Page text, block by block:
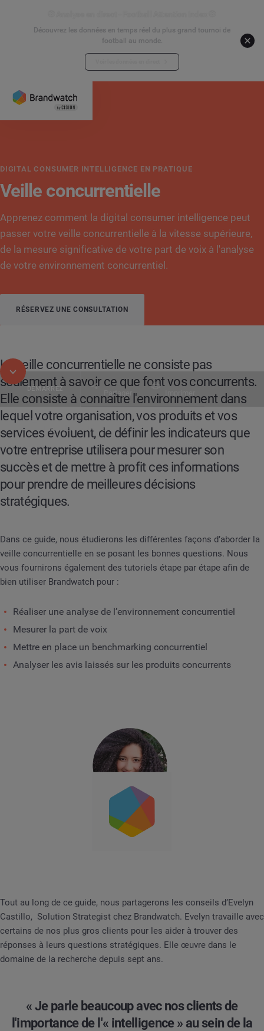
Découvrez les données en temps réel du plus grand tournoi de
football au monde.
DIGITAL CONSUMER INTELLIGENCE EN PRATIQUE
Veille concurrentielle
Apprenez comment la digital consumer intelligence peut
passer votre veille concurrentielle à la vitesse supérieure,
de la mesure significative de votre part de voix à l'analyse
de votre environnement concurrentiel.
RÉSERVEZ UNE CONSULTATION
DIGITAL CONSUMER INTELLIGENCE EN PRATIQUE
DÉMARREZ Partager
Table des matières
La veille concurrentielle ne consiste pas
seulement à savoir ce que font vos concurrents.
Elle consiste à connaître l'environnement dans
lequel votre organisation, vos produits et vos
services évoluent, de définir les indicateurs que
votre entreprise utilisera pour mesurer son
succès et de mettre à profit ces informations
pour prendre de meilleures décisions
stratégiques.
Dans ce guide, nous étudierons les différentes façons d’aborder la
veille concurrentielle en se posant les bonnes questions. Nous
vous fournirons également des tutoriels étape par étape afin de
bien utiliser Brandwatch pour :
Réaliser une analyse de l’environnement concurrentiel
Mesurer la part de voix
Mettre en place un benchmarking concurrentiel
Analyser les avis laissés sur les produits concurrents
Tout au long de ce guide, nous partagerons les conseils d’Evelyn
Castillo, Solution Strategist chez Brandwatch. Evelyn travaille avec
certains de nos plus gros clients pour les aider à trouver des
réponses à leurs questions stratégiques. Elle œuvre dans le
domaine de la recherche depuis sept ans.
« Je parle beaucoup avec nos clients de
l'importance de l'« intelligence » au sein de la